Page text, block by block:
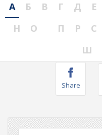
А Б В Г Д Е
Н
О П Р С
Ш
Share